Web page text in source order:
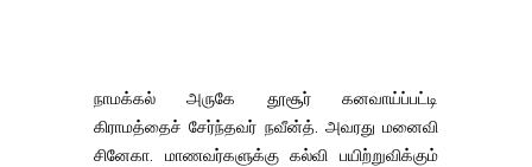
நாமக்கல் அருகே தூசூர் கனவாய்ப்பட்டி
கிராமத்தைச் சேர்ந்தவர் நவீன்த். அவரது மனைவி
சினேகா. மாணவர்களுக்கு கல்வி பயிற்றுவிக்கும்